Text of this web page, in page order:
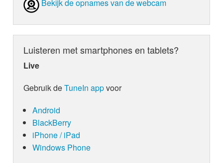
Bekijk de opnames van de webcam
Luisteren met smartphones en tablets?
Live
Gebruik deTuneIn appvoor
Android
BlackBerry
iPhone / iPad
Windows Phone